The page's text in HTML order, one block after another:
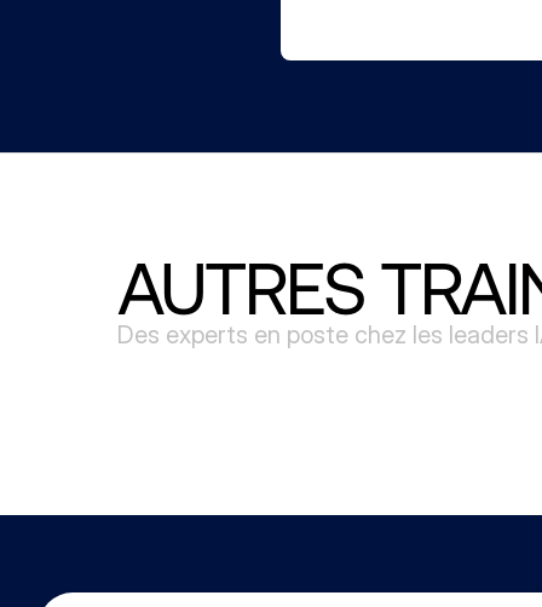
AUTRES
Des experts en poste chez les leaders